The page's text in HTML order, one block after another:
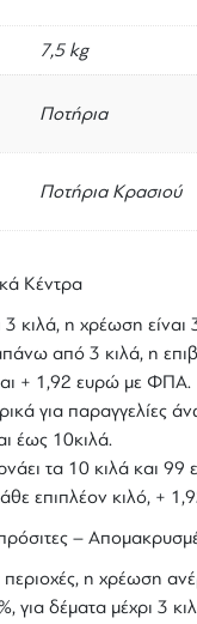
7,5 kg
Ποτήρια
Ποτήρια Κρασιού
Κέντρα
3 κιλά, η χρέωση
από 3 κιλά, η
+ 1,92 ευρώ με ΦΠΑ.
για παραγγελίες
έως 10κιλά.
τα 10 κιλά και 99
επιπλέον κιλό, +
–
περιοχές, η χρέωση
δέματα μέχρι 3